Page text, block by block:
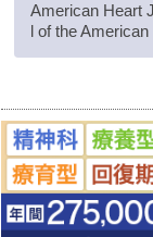
American Heart
l of the